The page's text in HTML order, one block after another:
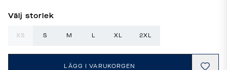
Välj storlek
XS S M L XL 2XL
LÄGG I VARUKORGEN